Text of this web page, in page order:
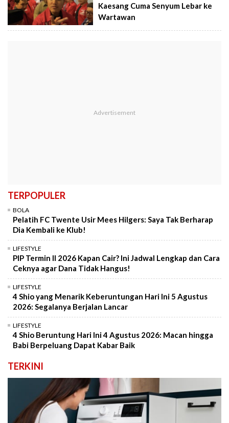
Kaesang Cuma Senyum Lebar ke
Wartawan
TERPOPULER
BOLA
Pelatih FC Twente Usir Mees Hilgers: Saya Tak Berharap
Dia Kembali ke Klub!
LIFESTYLE
PIP Termin II 2026 Kapan Cair? Ini Jadwal Lengkap dan Cara
Ceknya agar Dana Tidak Hangus!
LIFESTYLE
4 Shio yang Menarik Keberuntungan Hari Ini 5 Agustus
2026: Segalanya Berjalan Lancar
LIFESTYLE
4 Shio Beruntung Hari Ini 4 Agustus 2026: Macan hingga
Babi Berpeluang Dapat Kabar Baik
TERKINI